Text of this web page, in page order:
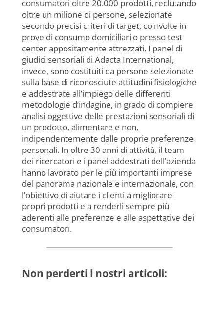
consumatori oltre 20.000 prodotti, reclutando
oltre un milione di persone, selezionate
secondo precisi criteri di target, coinvolte in
prove di consumo domiciliari o presso test
center appositamente attrezzati. I panel di
giudici sensoriali di Adacta International,
invece, sono costituiti da persone selezionate
sulla base di riconosciute attitudini fisiologiche
e addestrate all’impiego delle differenti
metodologie d’indagine, in grado di compiere
analisi oggettive delle prestazioni sensoriali di
un prodotto, alimentare e non,
indipendentemente dalle proprie preferenze
personali. In oltre 30 anni di attività, il team
dei ricercatori e i panel addestrati dell’azienda
hanno lavorato per le più importanti imprese
del panorama nazionale e internazionale, con
l’obiettivo di aiutare i clienti a migliorare i
propri prodotti e a renderli sempre più
aderenti alle preferenze e alle aspettative dei
consumatori.
Non perderti i nostri articoli: